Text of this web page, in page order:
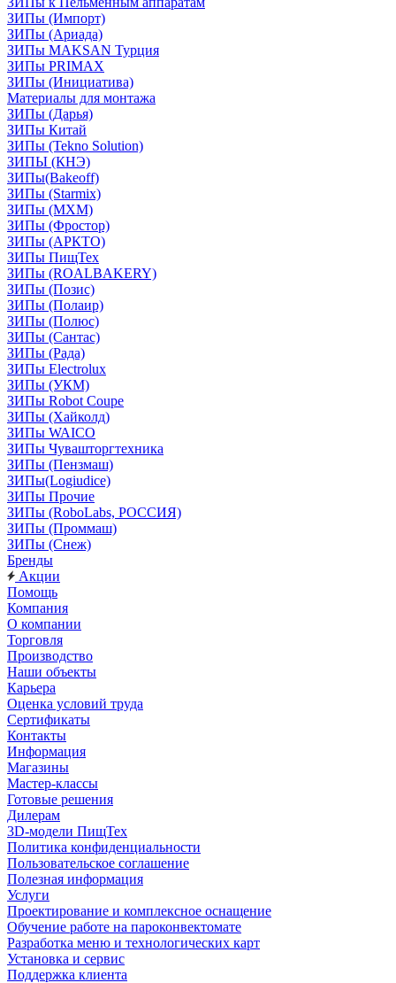
ЗИПы (Импорт)
ЗИПы (Ариада)
ЗИПы MAKSAN Турция
ЗИПы PRIMAX
ЗИПы (Инициатива)
Материалы для монтажа
ЗИПы (Дарья)
ЗИПы Китай
ЗИПы (Tekno Solution)
ЗИПЫ (КНЭ)
ЗИПы(Bakeoff)
ЗИПы (Starmix)
ЗИПы (МХМ)
ЗИПы (Фростор)
ЗИПы (АРКТО)
ЗИПы ПищТех
ЗИПы (ROALBAKERY)
ЗИПы (Позис)
ЗИПы (Полаир)
ЗИПы (Полюс)
ЗИПы (Сантас)
ЗИПы (Рада)
ЗИПы Electrolux
ЗИПы (УКМ)
ЗИПы Robot Coupe
ЗИПы (Хайколд)
ЗИПы WAICO
ЗИПы Чувашторгтехника
ЗИПы (Пензмаш)
ЗИПы(Logiudice)
ЗИПы Прочие
ЗИПы (RoboLabs, РОССИЯ)
ЗИПы (Проммаш)
ЗИПы (Снеж)
Бренды
Акции
Помощь
Компания
О компании
Торговля
Производство
Наши объекты
Карьера
Оценка условий труда
Сертификаты
Контакты
Информация
Магазины
Мастер-классы
Готовые решения
Дилерам
3D-модели ПищТех
Политика конфиденциальности
Пользовательское соглашение
Полезная информация
Услуги
Проектирование и комплексное оснащение
Обучение работе на пароконвектомате
Разработка меню и технологических карт
Установка и сервис
Поддержка клиента